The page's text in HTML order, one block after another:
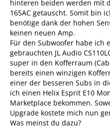
hinteren beiden werden mit
165AC getauscht. Somit bin
benötige dank der hohen
keinen neuen Amp.
Für den Subwoofer habe ich
gebrauchten JL Audio
super in den Kofferraum
bereits einen winzigen
einer der besseren Subs in
ich einen Helix Esprit E10
Marketplace bekommen.
Upgrade kostete mich nun
Was meinst du dazu?